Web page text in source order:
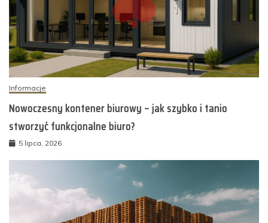
Informacje
Nowoczesny kontener biurowy – jak szybko i tanio
stworzyć funkcjonalne biuro?
5 lipca, 2026